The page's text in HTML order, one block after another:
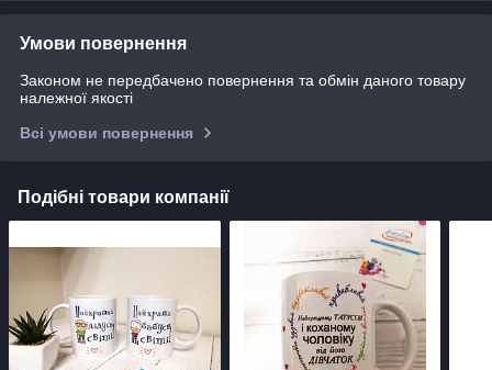
Умови повернення
Законом не передбачено повернення та обмін даного товару
належної якості
Всі умови повернення
Подібні товари компанії